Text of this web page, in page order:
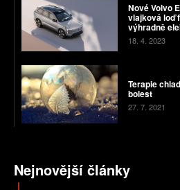
Nové Volvo
vlajková loď
výhradně
18. 4. 2023
Terapie
bolest
27. 7. 2021
Nejnovější články